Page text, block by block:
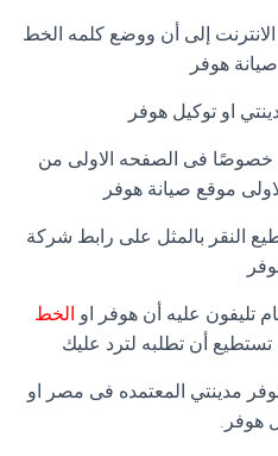
إلى أن ووضع كلمه الخط
هوفر
او توكيل هوفر
خصوصًا فى الصفحه الاولى من
موقع صيانة هوفر
النقر بالمثل على رابط شركة
تليفون عليه أن هوفر او الخط
أن تطلبه لترد عليك
مدينتي المعتمده فى مصر او
هوفر.